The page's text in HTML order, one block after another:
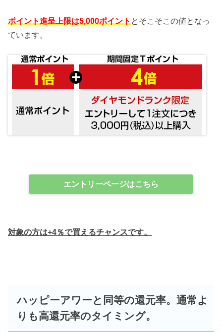
ポイント進呈上限は5,000ポイントとそこそこの値となっ
ています。
エントリーページはこちら
対象の方は+4％で買えるチャンスです。
ハッピーアワーと同等の還元率。通常よ
りも高還元率のタイミング。